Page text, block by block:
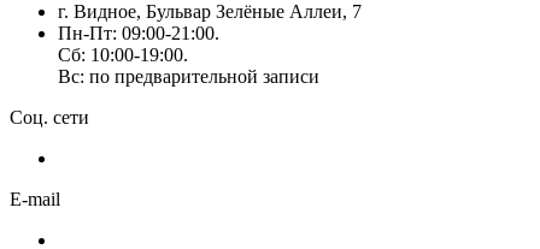
г. Видное, Бульвар Зелёные Аллеи, 7
Пн-Пт: 09:00-21:00.
Сб: 10:00-19:00.
Вс: по предварительной записи
Соц. сети
E-mail